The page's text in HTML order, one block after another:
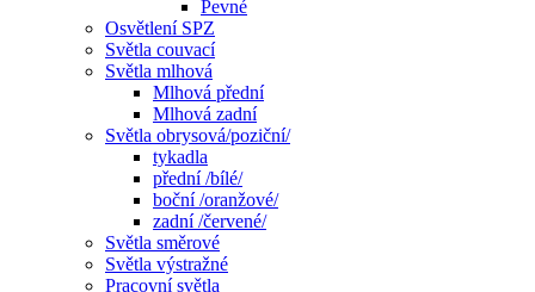
Pevné
Osvětlení SPZ
Světla couvací
Světla mlhová
Mlhová přední
Mlhová zadní
Světla obrysová/poziční/
tykadla
přední /bílé/
boční /oranžové/
zadní /červené/
Světla směrové
Světla výstražné
Pracovní světla